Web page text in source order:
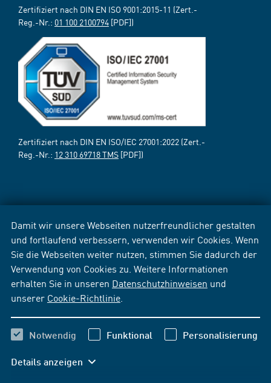
Damit wir unsere Webseiten nutzerfreundlicher gestalten
und fortlaufend verbessern, verwenden wir Cookies. Wenn
Sie die Webseiten weiter nutzen, stimmen Sie dadurch der
Verwendung von Cookies zu. Weitere Informationen
erhalten Sie in unseren Datenschutzhinweisen und
unserer Cookie-Richtlinie
Notwendig Funktional Personalisierung
Details anzeigen
Zertifiziert nach DIN EN ISO 9001:2015-11 (Zert.-
Reg.-Nr.: 01 100 2100794 [PDF])
Zertifiziert nach DIN EN ISO/IEC 27001:2022 (Zert.-
Reg.-Nr.: 12 310 69718 TMS [PDF])